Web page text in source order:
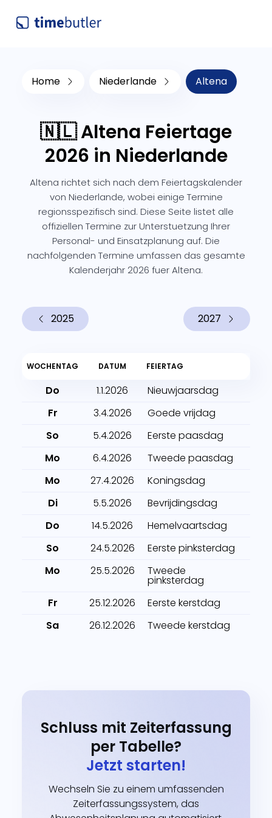
Home Niederlande Altena
🇳🇱 Altena Feiertage
2026 in Niederlande
Altena richtet sich nach dem Feiertagskalender
von Niederlande, wobei einige Termine
regionsspezifisch sind. Diese Seite listet alle
offiziellen Termine zur Unterstuetzung Ihrer
Personal- und Einsatzplanung auf. Die
nachfolgenden Termine umfassen das gesamte
Kalenderjahr 2026 fuer Altena.
2025 2027
WOCHENTAG DATUM FEIERTAG
Do 1.1.2026
Nieuwjaarsdag
Fr
3.4.2026
Goede vrijdag
So
5.4.2026
Eerste paasdag
Mo
6.4.2026
Tweede paasdag
Mo
27.4.2026
Koningsdag
Di
5.5.2026
Bevrijdingsdag
Do
14.5.2026
Hemelvaartsdag
So
24.5.2026
Eerste pinksterdag
Mo
25.5.2026 Tweede
pinksterdag
Fr
25.12.2026
Eerste kerstdag
Sa
26.12.2026 Tweede kerstdag
Schluss mit Zeiterfassung
per Tabelle?
Jetzt starten!
Wechseln Sie zu einem umfassenden
Zeiterfassungssystem, das